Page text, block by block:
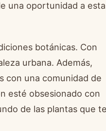
una oportunidad a esta
botánicas. Con
urbana. Además,
con una comunidad de
esté obsesionado con
de las plantas que